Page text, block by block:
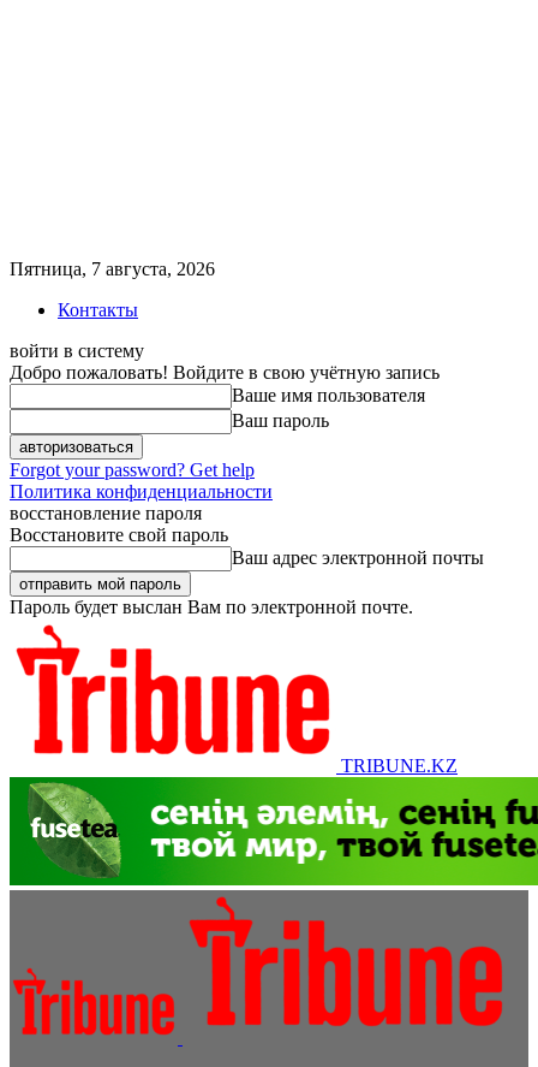
Пятница, 7 августа, 2026
Контакты
войти в систему
Добро пожаловать! Войдите в свою учётную запись
Ваше имя пользователя
Ваш пароль
Forgot your password? Get help
Политика конфиденциальности
восстановление пароля
Восстановите свой пароль
Ваш адрес электронной почты
Пароль будет выслан Вам по электронной почте.
TRIBUNE.KZ